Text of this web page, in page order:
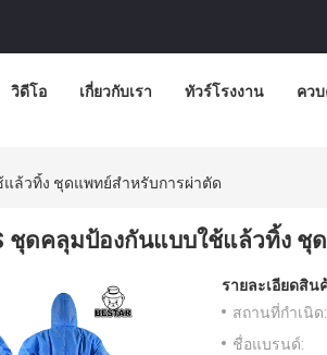
วิดีโอ เกี่ยวกับเรา ทัวร์โรงงาน คว
แล้วทิ้ง ชุดแพทย์สำหรับการผ่าตัด
ชุดคลุมป้องกันแบบใช้แล้วทิ้ง
รายละเอียดสิน
สถานที่กำเนิด:
ชื่อแบรนด์: